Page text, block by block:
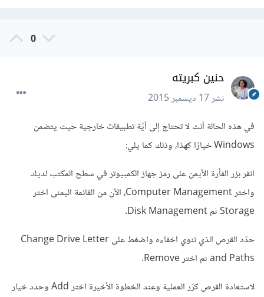
0
حنين كبريته
نشر17 ديسمبر 2015
في هذه الحالة أنت لا تحتاج إلى أيّة تطبيقات خارجية حيث يتضمن
Windows خيارًا كهذا، وذلك كما يلي:
انقر بزر الفأرة الأيمن على رمز جهاز الكمبيوتر في سطح المكتب لديك
واختر Computer Management، الآن من القائمة اليمنى اختر
Storage ثم Disk Management.
حدّد القرص الذي تنوي اخفاءه واضغط على Change Drive Letter
and Paths ثم اختر Remove.
لاستعادة القرص كرّر العملية وعند الخطوة الأخيرة اختر Add وحدد خيار